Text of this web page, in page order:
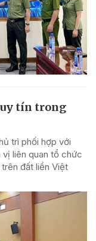
uy tín trong
trì phối hợp với
liên quan tổ chức
đất liền Việt